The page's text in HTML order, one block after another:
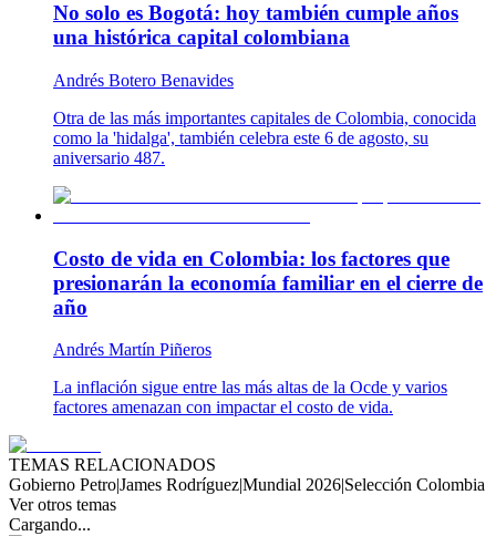
No solo es Bogotá: hoy también cumple años
una histórica capital colombiana
Andrés Botero Benavides
Otra de las más importantes capitales de Colombia, conocida
como la 'hidalga', también celebra este 6 de agosto, su
aniversario 487.
Costo de vida en Colombia: los factores que
presionarán la economía familiar en el cierre de
año
Andrés Martín Piñeros
La inflación sigue entre las más altas de la Ocde y varios
factores amenazan con impactar el costo de vida.
TEMAS RELACIONADOS
Gobierno Petro|James Rodríguez|Mundial 2026|Selección Colombia
Ver otros temas
Cargando...